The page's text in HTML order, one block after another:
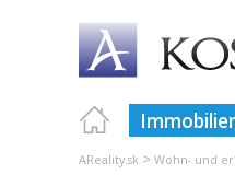
AReality.sk > Wohn- und